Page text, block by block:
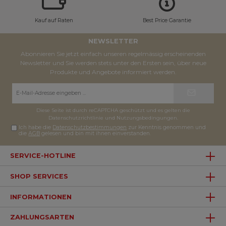
Kauf auf Raten Best Price Garantie
NEWSLETTER
Abonnieren Sie jetzt einfach unseren regelmässig erscheinenden
Newsletter und Sie werden stets unter den Ersten sein, über neue
Produkte und Angebote informiert werden.
Diese Seite ist durch reCAPTCHA geschützt und es gelten die
Datenschutzrichtlinie und Nutzungsbedingungen
Ich habe die Datenschutzbestimmungen zur Kenntnis genommen und
dieAGB gelesen und bin mit ihnen einverstanden.
SERVICE-HOTLINE
SHOP SERVICES
INFORMATIONEN
ZAHLUNGSARTEN